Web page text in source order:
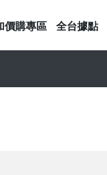
價購專區 全台據點